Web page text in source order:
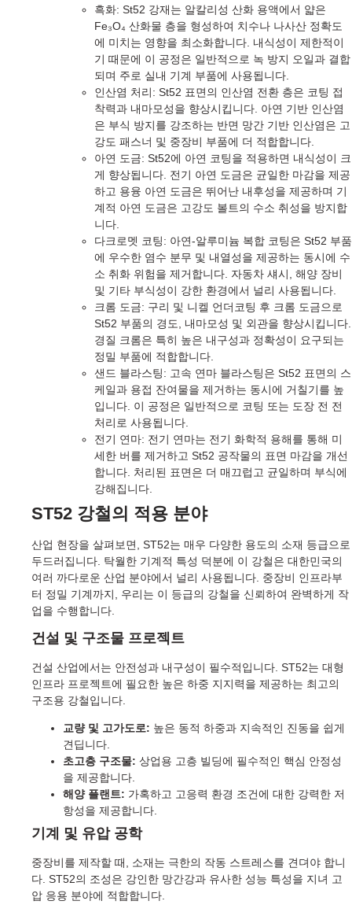
흑화: St52 강재는 알칼리성 산화 용액에서 얇은
Fe₃O₄ 산화물 층을 형성하여 치수나 나사산 정확도
에 미치는 영향을 최소화합니다. 내식성이 제한적이
기 때문에 이 공정은 일반적으로 녹 방지 오일과 결합
되며 주로 실내 기계 부품에 사용됩니다.
인산염 처리: St52 표면의 인산염 전환 층은 코팅 접
착력과 내마모성을 향상시킵니다. 아연 기반 인산염
은 부식 방지를 강조하는 반면 망간 기반 인산염은 고
강도 패스너 및 중장비 부품에 더 적합합니다.
아연 도금: St52에 아연 코팅을 적용하면 내식성이 크
게 향상됩니다. 전기 아연 도금은 균일한 마감을 제공
하고 용융 아연 도금은 뛰어난 내후성을 제공하며 기
계적 아연 도금은 고강도 볼트의 수소 취성을 방지합
니다.
다크로멧 코팅: 아연-알루미늄 복합 코팅은 St52 부품
에 우수한 염수 분무 및 내열성을 제공하는 동시에 수
소 취화 위험을 제거합니다. 자동차 섀시, 해양 장비
및 기타 부식성이 강한 환경에서 널리 사용됩니다.
크롬 도금: 구리 및 니켈 언더코팅 후 크롬 도금으로
St52 부품의 경도, 내마모성 및 외관을 향상시킵니다.
경질 크롬은 특히 높은 내구성과 정확성이 요구되는
정밀 부품에 적합합니다.
샌드 블라스팅: 고속 연마 블라스팅은 St52 표면의 스
케일과 용접 잔여물을 제거하는 동시에 거칠기를 높
입니다. 이 공정은 일반적으로 코팅 또는 도장 전 전
처리로 사용됩니다.
전기 연마: 전기 연마는 전기 화학적 용해를 통해 미
세한 버를 제거하고 St52 공작물의 표면 마감을 개선
합니다. 처리된 표면은 더 매끄럽고 균일하며 부식에
강해집니다.
ST52 강철의 적용 분야
산업 현장을 살펴보면, ST52는 매우 다양한 용도의 소재 등급으로
두드러집니다. 탁월한 기계적 특성 덕분에 이 강철은 대한민국의
여러 까다로운 산업 분야에서 널리 사용됩니다. 중장비 인프라부
터 정밀 기계까지, 우리는 이 등급의 강철을 신뢰하여 완벽하게 작
업을 수행합니다.
건설 및 구조물 프로젝트
건설 산업에서는 안전성과 내구성이 필수적입니다. ST52는 대형
인프라 프로젝트에 필요한 높은 하중 지지력을 제공하는 최고의
구조용 강철입니다.
교량 및 고가도로: 높은 동적 하중과 지속적인 진동을 쉽게
견딥니다.
초고층 구조물: 상업용 고층 빌딩에 필수적인 핵심 안정성
을 제공합니다.
해양 플랜트: 가혹하고 고응력 환경 조건에 대한 강력한 저
항성을 제공합니다.
기계 및 유압 공학
중장비를 제작할 때, 소재는 극한의 작동 스트레스를 견뎌야 합니
다. ST52의 조성은 강인한 망간강과 유사한 성능 특성을 지녀 고
압 응용 분야에 적합합니다.